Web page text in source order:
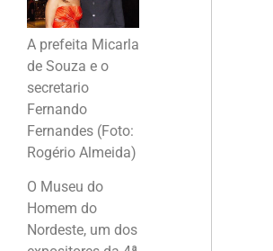
A prefeita Micarla
de Souza e o
secretario
Fernando
Fernandes (Foto:
Rogério Almeida)
O Museu do
Homem do
Nordeste, um dos